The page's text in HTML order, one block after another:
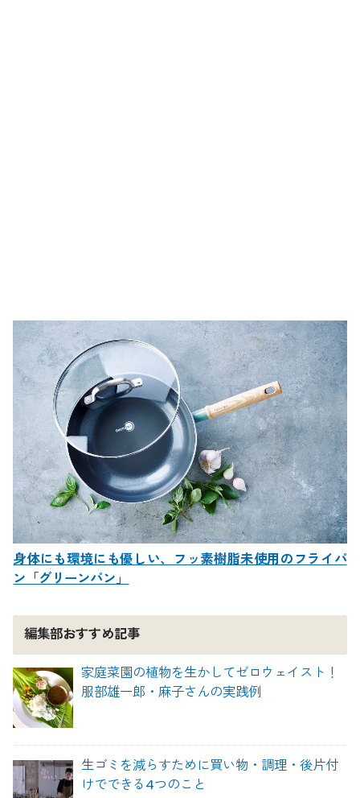
身体にも環境にも優しい、フッ素樹脂未使用のフライパ
ン「グリーンパン」
編集部おすすめ記事
家庭菜園の植物を生かしてゼロウェイスト！
服部雄一郎・麻子さんの実践例
生ゴミを減らすために買い物・調理・後片付
けでできる4つのこと